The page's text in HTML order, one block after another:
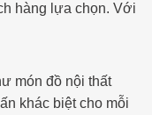
hàng lựa chọn. Với
món đồ nội thất
khác biệt cho mỗi